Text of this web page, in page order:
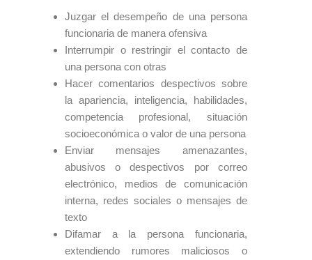
Juzgar el desempeño de una persona
funcionaria de manera ofensiva
Interrumpir o restringir el contacto de
una persona con otras
Hacer comentarios despectivos sobre
la apariencia, inteligencia, habilidades,
competencia profesional, situación
socioeconómica o valor de una persona
Enviar mensajes amenazantes,
abusivos o despectivos por correo
electrónico, medios de comunicación
interna, redes sociales o mensajes de
texto
Difamar a la persona funcionaria,
extendiendo rumores maliciosos o